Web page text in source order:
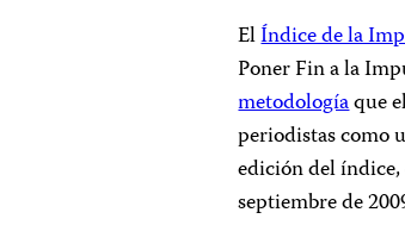
ElÍndice de la
Poner Fin a la
metodologíaque
periodistas como
edición del índice,
septiembre de